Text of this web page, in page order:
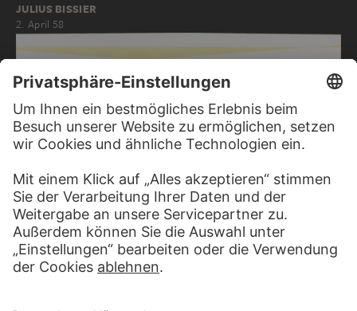
JULIUS BISSIER
2. April 58
FRANÇOIS MORELLET
3 trames de lignes 0° +5° –5°